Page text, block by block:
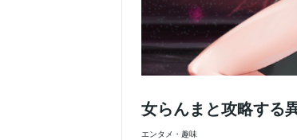
女らんまと攻略する
エンタメ・趣味